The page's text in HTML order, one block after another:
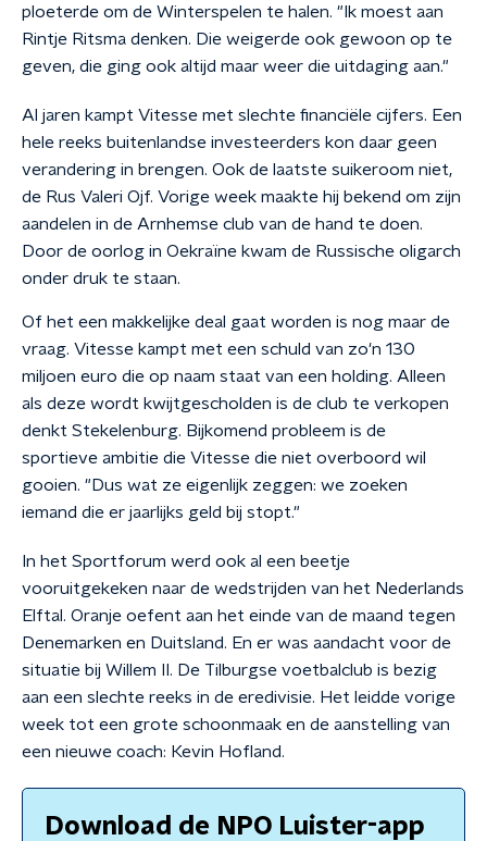
ploeterde om de Winterspelen te halen. "Ik moest aan
Rintje Ritsma denken. Die weigerde ook gewoon op te
geven, die ging ook altijd maar weer die uitdaging aan."
Al jaren kampt Vitesse met slechte financiële cijfers. Een
hele reeks buitenlandse investeerders kon daar geen
verandering in brengen. Ook de laatste suikeroom niet,
de Rus Valeri Ojf. Vorige week maakte hij bekend om zijn
aandelen in de Arnhemse club van de hand te doen.
Door de oorlog in Oekraïne kwam de Russische oligarch
onder druk te staan.
Of het een makkelijke deal gaat worden is nog maar de
vraag. Vitesse kampt met een schuld van zo'n 130
miljoen euro die op naam staat van een holding. Alleen
als deze wordt kwijtgescholden is de club te verkopen
denkt Stekelenburg. Bijkomend probleem is de
sportieve ambitie die Vitesse die niet overboord wil
gooien. "Dus wat ze eigenlijk zeggen: we zoeken
iemand die er jaarlijks geld bij stopt."
In het Sportforum werd ook al een beetje
vooruitgekeken naar de wedstrijden van het Nederlands
Elftal. Oranje oefent aan het einde van de maand tegen
Denemarken en Duitsland. En er was aandacht voor de
situatie bij Willem II. De Tilburgse voetbalclub is bezig
aan een slechte reeks in de eredivisie. Het leidde vorige
week tot een grote schoonmaak en de aanstelling van
een nieuwe coach: Kevin Hofland.
Download de NPO Luister-app